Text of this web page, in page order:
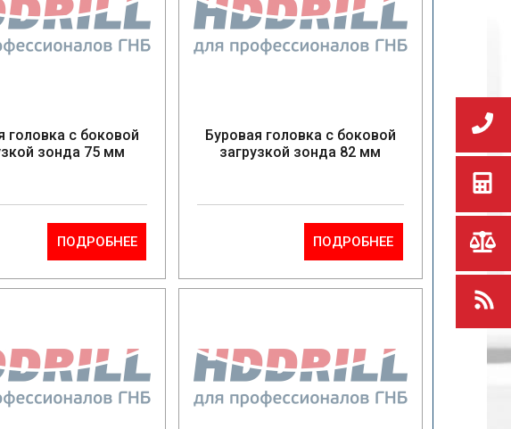
головка с боковой
зонда 75 мм
ПОДРОБНЕЕ
Буровая головка с боковой
загрузкой зонда 82 мм
ПОДРОБНЕЕ